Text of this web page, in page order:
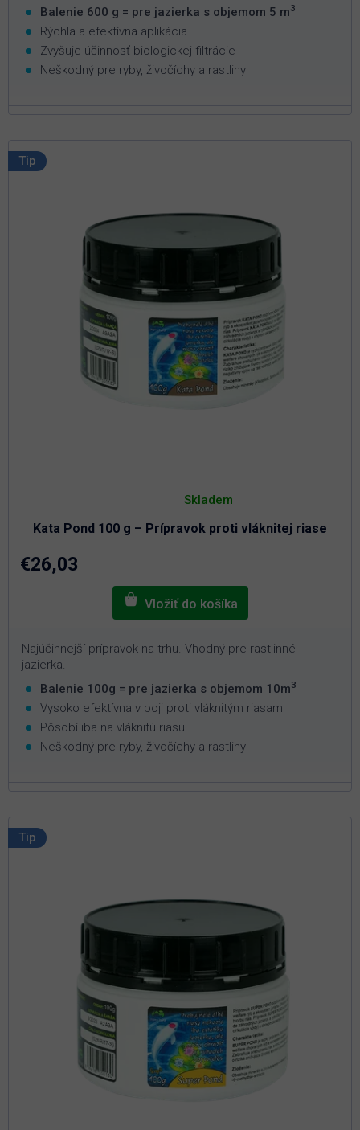
Balenie 600 g = pre jazierka s objemom 5 m3
Rýchla a efektívna aplikácia
Zvyšuje účinnosť biologickej filtrácie
Neškodný pre ryby, živočíchy a rastliny
Tip
Kata Pond 100 g – Prípravok proti vláknitej riase
hodnotenie
je
4,6
Skladem
€26,03
Najúčinnejší prípravok na trhu. Vhodný pre rastlinné
jazierka.
Balenie 100g = pre jazierka s objemom 10m3
Vysoko efektívna v boji proti vláknitým riasam
Pôsobí iba na vláknitú riasu
Neškodný pre ryby, živočíchy a rastliny
Tip